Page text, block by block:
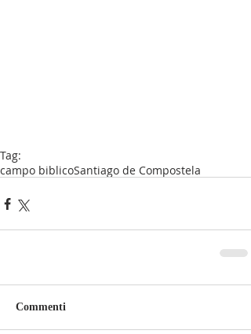
Tag:
campo biblicoSantiago de Compostela
Commenti